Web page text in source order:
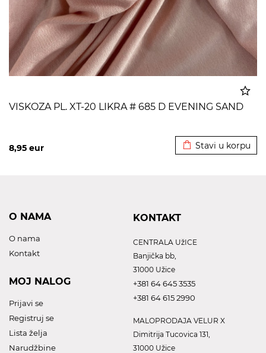
VISKOZA PL. XT-20 LIKRA # 685 D EVENING SAND
8,95 eur Stavi u korpu
O NAMA
O nama
Kontakt
MOJ NALOG
Prijavi se
Registruj se
Lista želja
Narudžbine
KONTAKT
CENTRALA UžICE
Banjička bb,
31000 Užice
+381 64 645 3535
+381 64 615 2990
MALOPRODAJA VELUR X
Dimitrija Tucovica 131,
31000 Užice